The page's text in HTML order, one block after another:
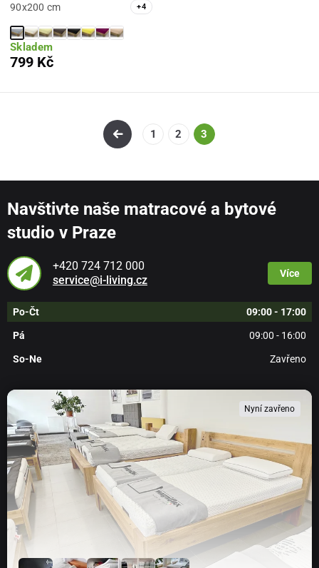
90x200 cm +4
Skladem
799 Kč
1 2 3
Navštivte naše matracové a bytové
studio v Praze
+420 724 712 000
service@i-living.cz
Více
Po-Čt 09:00 - 17:00
Pá 09:00 - 16:00
So-Ne Zavřeno
Nyní zavřeno